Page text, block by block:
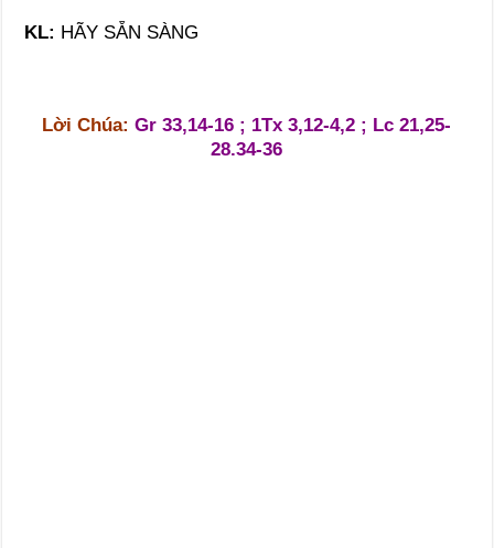
KL: HÃY SẴN SÀNG
Lời Chúa: Gr 33,14-16 ; 1Tx 3,12-4,2 ; Lc 21,25-
28.34-36